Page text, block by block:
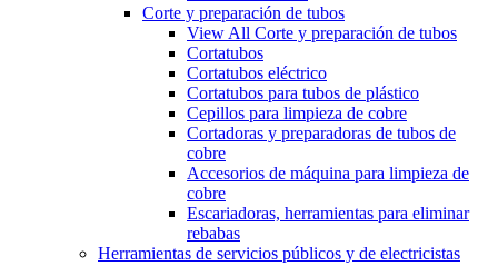
Corte y preparación de tubos
View All Corte y preparación de tubos
Cortatubos
Cortatubos eléctrico
Cortatubos para tubos de plástico
Cepillos para limpieza de cobre
Cortadoras y preparadoras de tubos de
cobre
Accesorios de máquina para limpieza de
cobre
Escariadoras, herramientas para eliminar
rebabas
Herramientas de servicios públicos y de electricistas